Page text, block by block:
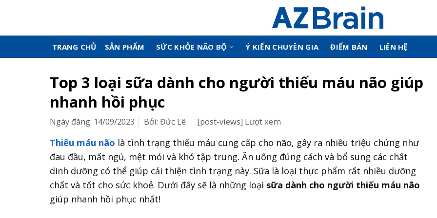
content
TRANG CHỦ SẢN PHẨM SỨC KHỎE NÃO BỘ Ý KIẾN CHUYÊN GIA ĐIỂM BÁN LIÊN HỆ
Top 3 loại sữa dành cho người thiếu máu não giúp
nhanh hồi phục
Ngày đăng: 14/09/2023 Bởi: Đức Lê [post-views] Lượt xem
Thiếu máu não là tình trạng thiếu máu cung cấp cho não, gây ra nhiều triệu chứng như
đau đầu, mất ngủ, mệt mỏi và khó tập trung. Ăn uống đúng cách và bổ sung các chất
dinh dưỡng có thể giúp cải thiện tình trạng này. Sữa là loại thực phẩm rất nhiều dưỡng
chất và tốt cho sức khoẻ. Dưới đây sẽ là những loại sữa dành cho người thiếu máu não
giúp nhanh hồi phục nhất!